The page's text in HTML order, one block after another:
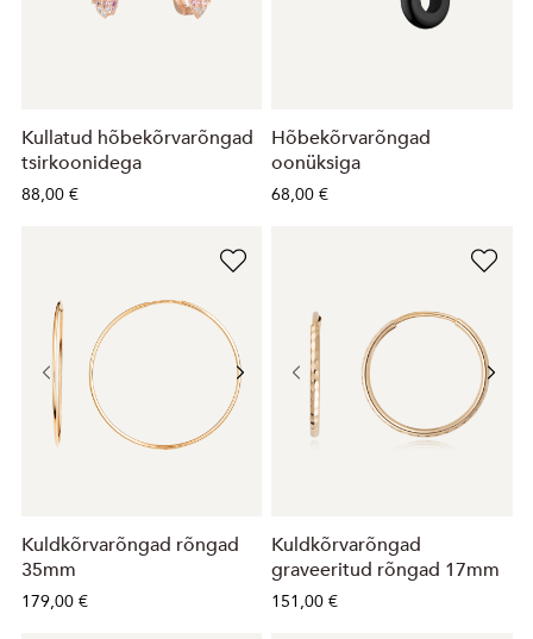
Kullatud hõbekõrvarõngad
tsirkoonidega
88,00 €
Hõbekõrvarõngad
oonüksiga
68,00 €
Kuldkõrvarõngad rõngad
35mm
179,00 €
Kuldkõrvarõngad
graveeritud rõngad 17mm
151,00 €